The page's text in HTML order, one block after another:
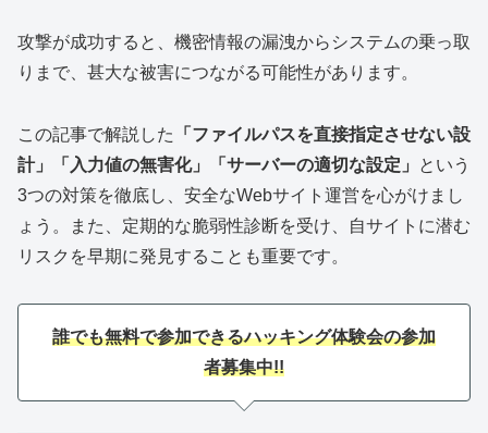
攻撃が成功すると、機密情報の漏洩からシステムの乗っ取
りまで、甚大な被害につながる可能性があります。
この記事で解説した
「ファイルパスを直接指定させない設
計」「入力値の無害化」「サーバーの適切な設定」
という
3つの対策を徹底し、安全なWebサイト運営を心がけまし
ょう。また、定期的な脆弱性診断を受け、自サイトに潜む
リスクを早期に発見することも重要です。
誰でも無料で参加できるハッキング体験会の参加
者募集中!!